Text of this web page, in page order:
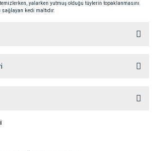
yalarken yutmuş olduğu tüylerin topaklanmasını
sağlayan kedi maltıdır.
henüz soru sorulmamış.
öneri formunu kullanarak tarafımıza